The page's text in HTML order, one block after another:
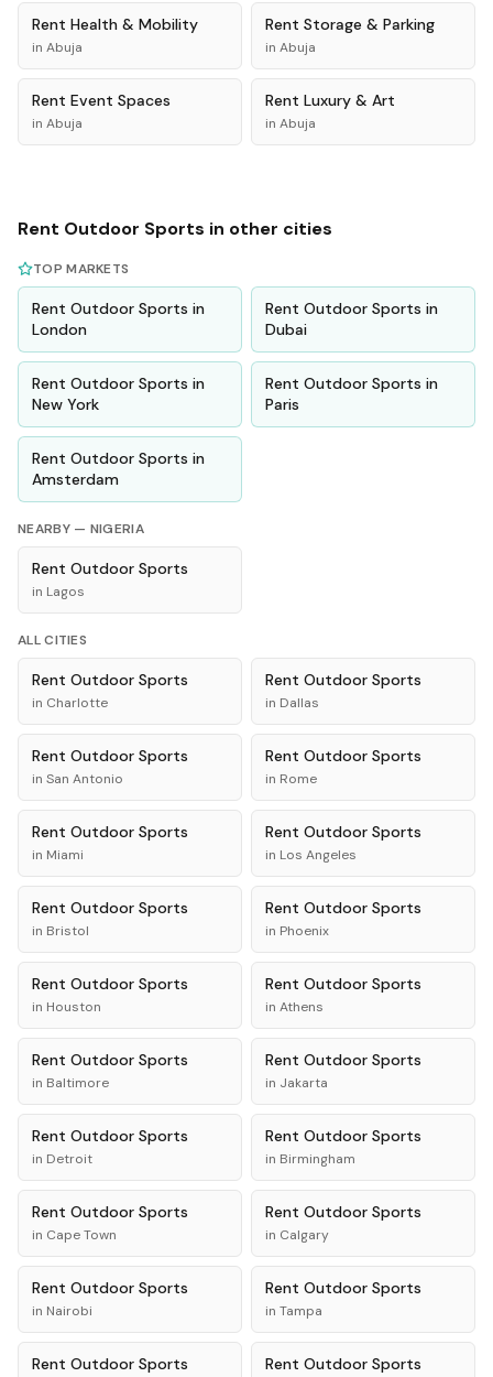
Rent Health & Mobility
in Abuja
Rent Storage & Parking
in Abuja
Rent Event Spaces
in Abuja
Rent Luxury & Art
in Abuja
Rent Outdoor Sports in other cities
TOP MARKETS
Rent Outdoor Sports in
London
Rent Outdoor Sports in
Dubai
Rent Outdoor Sports in
New York
Rent Outdoor Sports in
Paris
Rent Outdoor Sports in
Amsterdam
NEARBY — NIGERIA
Rent Outdoor Sports
in Lagos
ALL CITIES
Rent Outdoor Sports
in Charlotte
Rent Outdoor Sports
in Dallas
Rent Outdoor Sports
in San Antonio
Rent Outdoor Sports
in Rome
Rent Outdoor Sports
in Miami
Rent Outdoor Sports
in Los Angeles
Rent Outdoor Sports
in Bristol
Rent Outdoor Sports
in Phoenix
Rent Outdoor Sports
in Houston
Rent Outdoor Sports
in Athens
Rent Outdoor Sports
in Baltimore
Rent Outdoor Sports
in Jakarta
Rent Outdoor Sports
in Detroit
Rent Outdoor Sports
in Birmingham
Rent Outdoor Sports
in Cape Town
Rent Outdoor Sports
in Calgary
Rent Outdoor Sports
in Nairobi
Rent Outdoor Sports
in Tampa
Rent Outdoor Sports Rent Outdoor Sports